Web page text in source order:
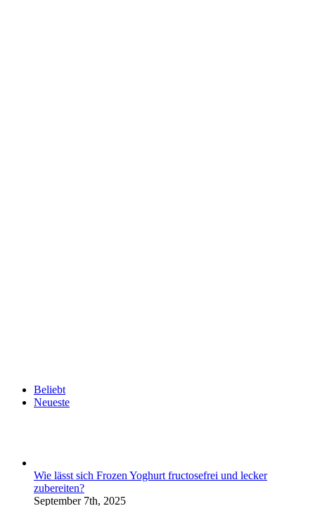
Beliebt
Neueste
Wie lässt sich Frozen Yoghurt fructosefrei und lecker
zubereiten?
September 7th, 2025